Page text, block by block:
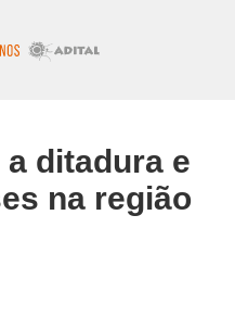
a ditadura e
na região